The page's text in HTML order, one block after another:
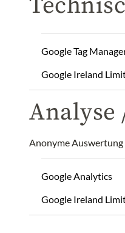
Product name: Aioli
Storage: Keep cool, dry
* Wir bitten um
Google Tag
Google Ireland
Analyse
Anonyme
Google Analytics
Google Ireland